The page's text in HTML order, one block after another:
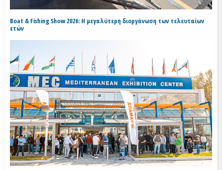
Boat & Fishing Show 2026: Η μεγαλύτερη διοργάνωση των τελευταίων
ετών